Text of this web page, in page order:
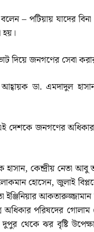
– পটিয়ায় যাদের
হয়।
দিয়ে জনগণের সেবা
ডা. এমদাদুল
জনগণের
কেন্দ্রীয় নেতা
হোসেন, জুলাই
ইঞ্জিনিয়ার
অধিকার পরিষদের
থেকে ঝর বৃষ্টি